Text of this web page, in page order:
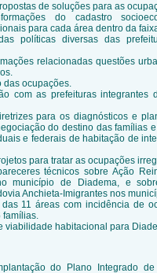
de soluções para as
do cadastro
para cada área dentro da
políticas diversas das
relacionadas questões
das ocupações.
com as prefeituras integrantes
para os diagnósticos e
do destino das famílias
e federais de habitação de
para tratar as ocupações
técnicos sobre Ação
município de Diadema, e
Anchieta-Imigrantes nos
das 11 áreas com incidência de
famílias.
viabilidade habitacional para
do Plano Integrado